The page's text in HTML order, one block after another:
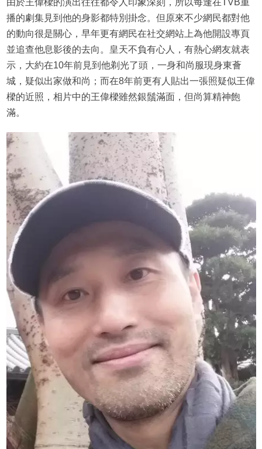
由於王偉樑的演出往往都令人印象深刻，所以每逢在TVB重
播的劇集見到他的身影都特別掛念。但原來不少網民都對他
的動向很是關心，早年更有網民在社交網站上為他開設專頁
並追查他息影後的去向。皇天不負有心人，有熱心網友就表
示，大約在10年前見到他剃光了頭，一身和尚服現身東薈
城，疑似出家做和尚；而在8年前更有人貼出一張照疑似王偉
樑的近照，相片中的王偉樑雖然銀鬚滿面，但尚算精神飽
滿。